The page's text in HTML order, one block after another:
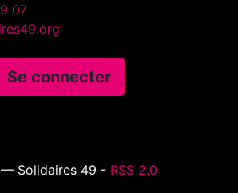
07
Se connecter
Solidaires 49 - RSS 2.0